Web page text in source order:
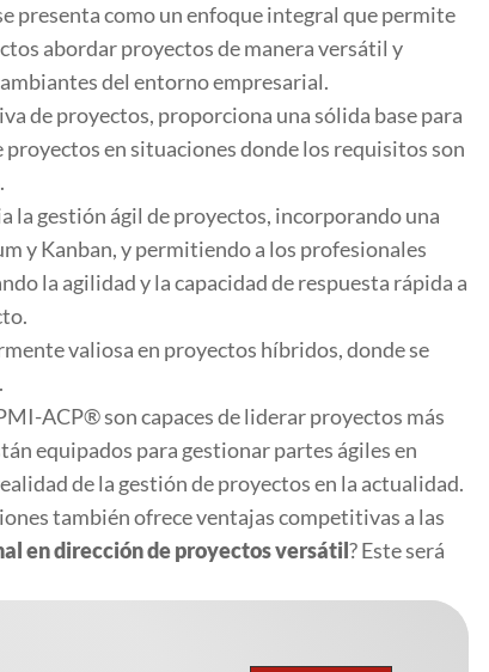
presenta como un enfoque integral que permite
abordar proyectos de manera versátil y
del entorno empresarial.
de proyectos, proporciona una sólida base para
en situaciones donde los requisitos son
la gestión ágil de proyectos, incorporando una
y Kanban, y permitiendo a los profesionales
la agilidad y la capacidad de respuesta rápida a
valiosa en proyectos híbridos, donde se
ACP® son capaces de liderar proyectos más
equipados para gestionar partes ágiles en
de la gestión de proyectos en la actualidad.
también ofrece ventajas competitivas a las
en dirección de proyectos versátil? Este será